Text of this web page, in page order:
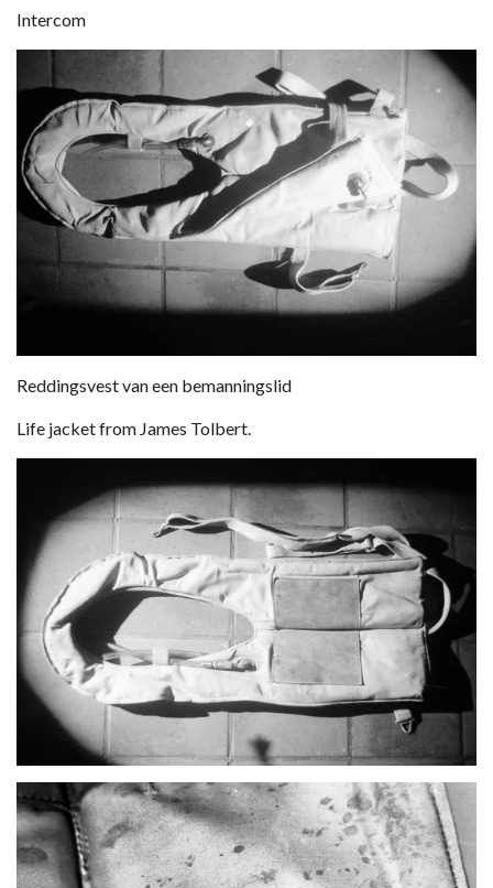
Intercom
Reddingsvest van een bemanningslid
Life jacket from James Tolbert.